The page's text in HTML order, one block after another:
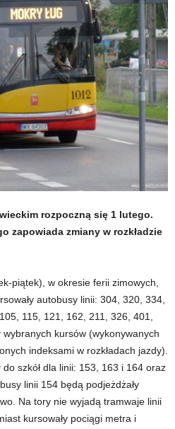
rozpoczną się 1 lutego.
zapowiada zmiany w rozkładzie
piątek), w okresie ferii zimowych,
autobusy linii: 304, 320, 334,
115, 121, 162, 211, 326, 401,
kursów (wykonywanych
indeksami w rozkładach jazdy).
szkół dla linii: 153, 163 i 164 oraz
linii 154 będą podjeżdżały
Na tory nie wyjadą tramwaje linii
kursowały pociągi metra i